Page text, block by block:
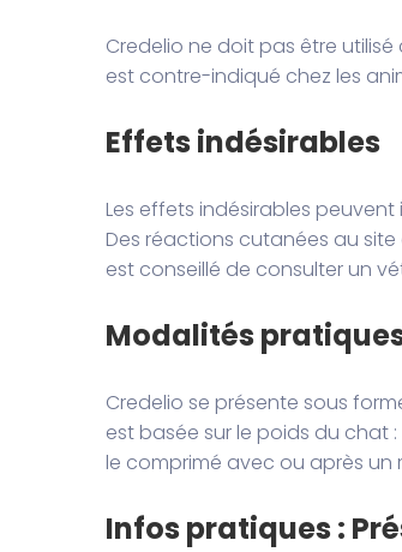
Credelio ne doit pas être
est contre-indiqué chez les
Effets indésirables
Les effets indésirables
Des réactions cutanées au
est conseillé de consulter un
Modalités
Credelio se présente sous
est basée sur le poids du chat
le comprimé avec ou après un
Infos pratiques :